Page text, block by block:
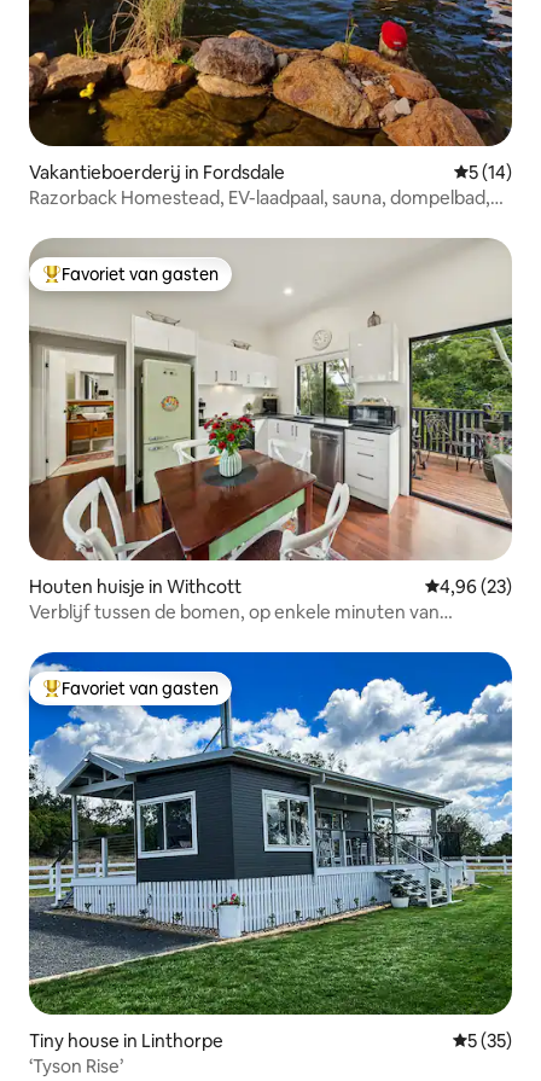
Vakantieboerderij in Fordsdale
5 (14)
Razorback Homestead, EV-laadpaal, sauna, dompelbad,
Topfavoriet van gasten
Favoriet van gasten
Houten huisje in Withcott Gemiddelde
4,96 (23)
Verblijf tussen de bomen, op enkele minuten van
Topfavoriet van gasten
Favoriet van gasten
Tiny house in Linthorpe
5 (35)
‘Tyson Rise’